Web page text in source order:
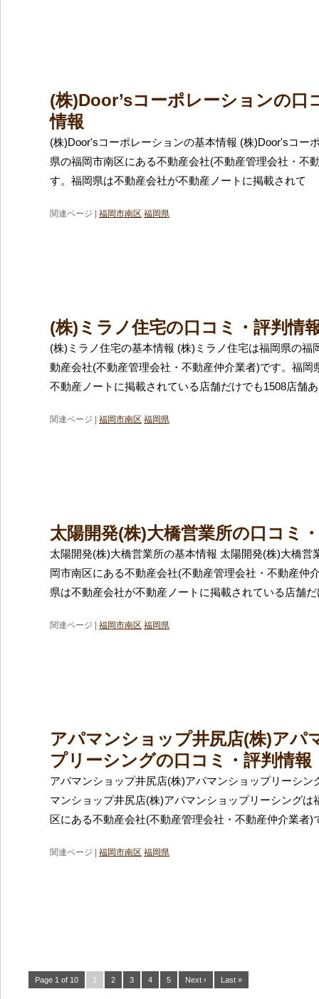
(株)Door’sコーポレーションの口
情報
(株)Door'sコーポレーションの基本情報 (株)Door'sコー
県の福岡市南区にある不動産会社(不動産管理会社・不
す。福岡県は不動産会社が不動産ノートに掲載されて
関連ページ | 福岡市南区 福岡県
(株)ミラノ住宅の口コミ・評判情
(株)ミラノ住宅の基本情報 (株)ミラノ住宅は福岡県の福
動産会社(不動産管理会社・不動産仲介業者)です。福岡
不動産ノートに掲載されている店舗だけでも1508店舗
関連ページ | 福岡市南区 福岡県
太陽開発(株)大橋営業所の口コミ
太陽開発(株)大橋営業所の基本情報 太陽開発(株)大橋営
岡市南区にある不動産会社(不動産管理会社・不動産仲
県は不動産会社が不動産ノートに掲載されている店舗
関連ページ | 福岡市南区 福岡県
アパマンショップ井尻店(株)アパ
プリーシングの口コミ・評判情報
アパマンショップ井尻店(株)アパマンショップリーシン
マンショップ井尻店(株)アパマンショップリーシングは
区にある不動産会社(不動産管理会社・不動産仲介業者)
関連ページ | 福岡市南区 福岡県
Page 1 of 10 1 2 3 4 5 Next › Last »